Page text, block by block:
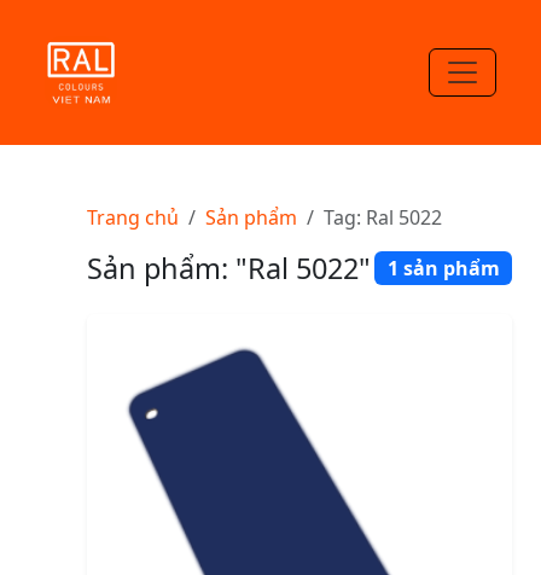
Trang chủ Sản phẩm Tag: Ral 5022
Sản phẩm: "Ral 5022" 1 sản phẩm